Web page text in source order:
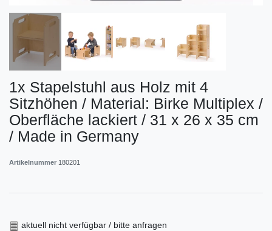
1x Stapelstuhl aus Holz mit 4
Sitzhöhen / Material: Birke Multiplex /
Oberfläche lackiert / 31 x 26 x 35 cm
/ Made in Germany
Artikelnummer 180201
aktuell nicht verfügbar / bitte anfragen